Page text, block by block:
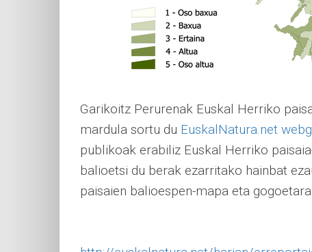
Garikoitz Perurenak Euskal Herriko
mardula sortu du EuskalNatura.net
publikoak erabiliz Euskal Herriko
balioetsi du berak ezarritako hainbat
paisaien balioespen-mapa eta